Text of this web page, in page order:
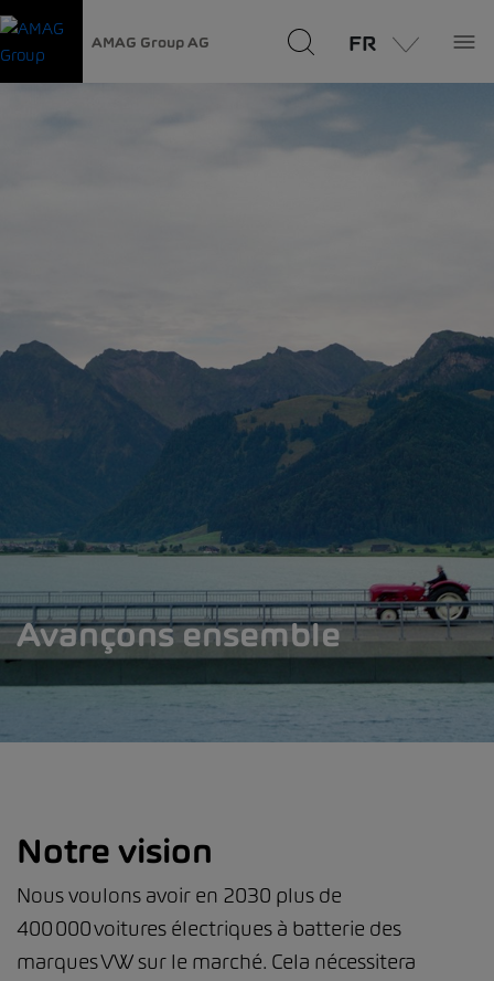
AMAG Group AG FR
Avançons ensemble
Notre vision
Nous voulons avoir en 2030 plus de
400 000 voitures électriques à batterie des
marques VW sur le marché. Cela nécessitera